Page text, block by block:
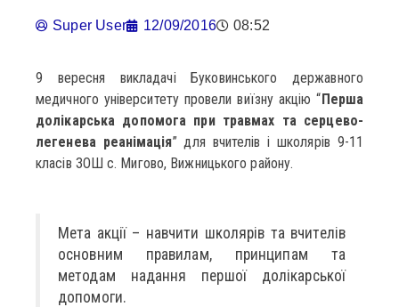
Super User 12/09/2016 08:52
9 вересня викладачі Буковинського державного
медичного університету провели виїзну акцію “Перша
долікарська допомога при травмах та серцево-
легенева реанімація” для вчителів і школярів 9-11
класів ЗОШ с. Мигово, Вижницького району.
Мета акції – навчити школярів та вчителів
основним правилам, принципам та
методам надання першої долікарської
допомоги.